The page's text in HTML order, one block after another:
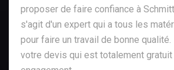
proposer de faire confiance à
s'agit d'un expert qui a tous les
pour faire un travail de bonne
votre devis qui est totalement